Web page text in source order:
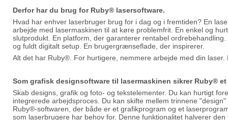
Derfor har du brug for Ruby® lasersoftware.
Hvad har enhver laserbruger brug for i dag og i fremtiden? En
arbejde med lasermaskinen til at køre problemfrit. En enkel og
slutprodukt. En platform, der garanterer rentabel
og fuldt digitalt setup. En brugergrænseflade, der inspirerer.
Alt det har Ruby®. For hurtigere, nemmere arbejde med din laser.
Som grafisk designsoftware til lasermaskinen sikrer Ruby®
Skab designs, grafik og foto- og tekstelementer. Du kan hurtigt
integrerede arbejdsproces. Du kan skifte mellem trinnene
Ruby®-softwaren, der både er et grafikprogram og et
som laserbrugere har behov for. Denne funktionalitet halverer